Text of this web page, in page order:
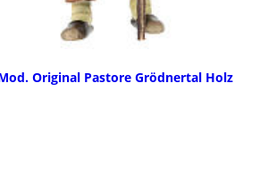
Original Pastore Grödnertal Holz